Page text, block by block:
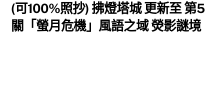
(可100%照抄) 拂燈塔城 更新至 第5
關「螢月危機」風語之域 熒影謎境